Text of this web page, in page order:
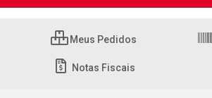
Meus Pedidos
Notas Fiscais